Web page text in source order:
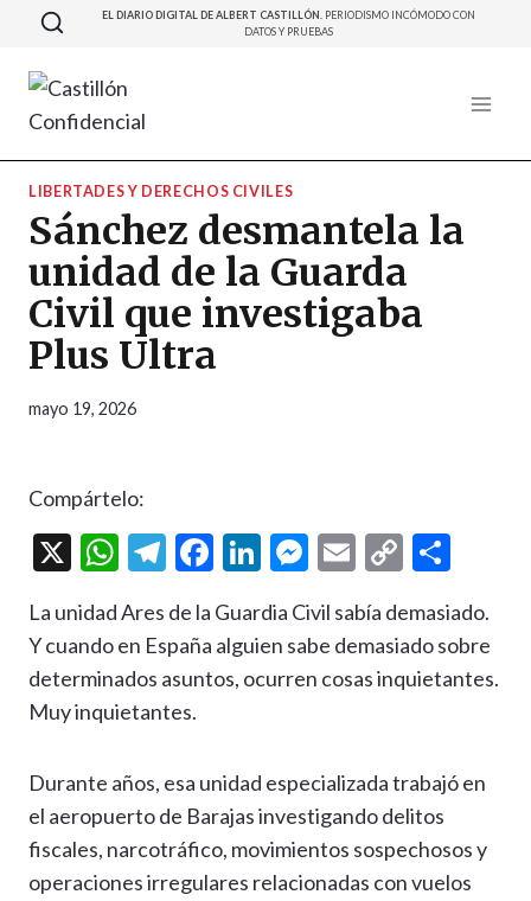
Saltar
contenido
EL DIARIO DIGITAL DE ALBERT CASTILLÓN. PERIODISMO INCÓMODO CON
DATOS Y PRUEBAS
LIBERTADES Y DERECHOS CIVILES
Sánchez desmantela la
unidad de la Guarda
Civil que investigaba
Plus Ultra
mayo 19, 2026
Compártelo:
X
W
at
s
A
p
T
e
gr
a
F
e
b
k
Li
ke
dI
M
se
n
E
ai
l
C
p
y
Li
k
m
p
r
La unidad Ares de la Guardia Civil sabía demasiado.
Y cuando en España alguien sabe demasiado sobre
determinados asuntos, ocurren cosas inquietantes.
Muy inquietantes.
Durante años, esa unidad especializada trabajó en
el aeropuerto de Barajas investigando delitos
fiscales, narcotráfico, movimientos sospechosos y
operaciones irregulares relacionadas con vuelos